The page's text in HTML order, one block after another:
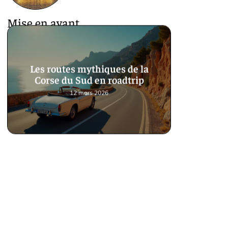
Mise en avant
Les routes mythiques de la
Corse du Sud en roadtrip
12 mars 2026